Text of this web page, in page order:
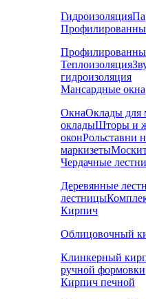
Гидроизоляция
Теплоизоляция
гидроизоляция
Мансардные окна
ОкнаОклады для
окладыШторы и
оконРольставни
маркизеты
Чердачные
Деревянные
лестницы
Кирпич
Облицовочный
Клинкерный
ручной формовки
Кирпич печной